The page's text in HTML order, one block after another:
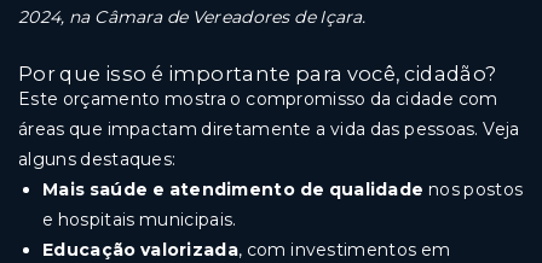
2024, na Câmara de Vereadores de Içara.
Por que isso é importante para você, cidadão?
Este orçamento mostra o compromisso da cidade com
áreas que impactam diretamente a vida das pessoas. Veja
alguns destaques:
Mais saúde e atendimento de qualidade nos postos
e hospitais municipais.
Educação valorizada, com investimentos em